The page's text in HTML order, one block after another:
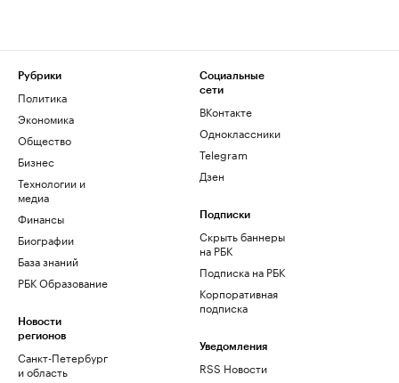
Рубрики
Политика
Экономика
Общество
Бизнес
Технологии и
медиа
Финансы
Биографии
База знаний
РБК Образование
Новости
регионов
Санкт-Петербург
и область
Социальные
сети
ВКонтакте
Одноклассники
Telegram
Дзен
Подписки
Скрыть баннеры
на РБК
Подписка на РБК
Корпоративная
подписка
Уведомления
RSS Новости